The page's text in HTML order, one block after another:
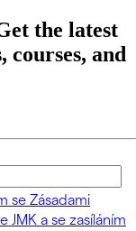
the latest
and
se Zásadami
a se zasíláním